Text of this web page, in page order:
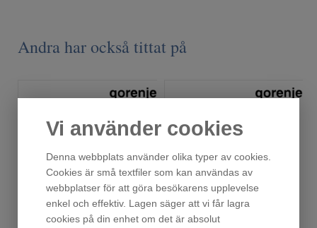
Vi använder cookies
Denna webbplats använder olika typer av cookies.
Cookies är små textfiler som kan användas av
webbplatser för att göra besökarens upplevelse
enkel och effektiv. Lagen säger att vi får lagra
cookies på din enhet om det är absolut
Andra har också tittat på
DK63MCLB DV9440X